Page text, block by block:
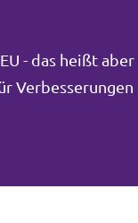
- das heißt aber